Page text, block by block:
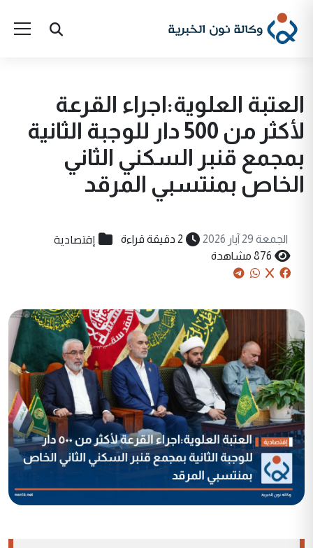
العتبة العلوية:اجراء القرعة
لأكثر من 500 دار للوجبة الثانية
بمجمع قنبر السكني الثاني
الخاص بمنتسبي المرقد
الجمعة 29 آيار 2026 2 دقيقة قراءة إقتصادية
876 مشاهدة